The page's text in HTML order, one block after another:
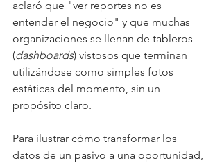
aclaró que "ver reportes no es
entender el negocio" y que muchas
organizaciones se llenan de tableros
(dashboards) vistosos que terminan
utilizándose como simples fotos
estáticas del momento, sin un
propósito claro.
Para ilustrar cómo transformar los
datos de un pasivo a una oportunidad,